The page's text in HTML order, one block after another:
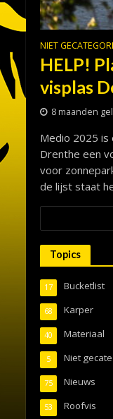
NIET
HELP!
visplas
8 maanden
Medio 2025
Drenthe een
voor
de lijst staat
Topics
Bucketlist
17
Karper
68
Materiaal
40
Niet
5
Nieuws
75
Roofvis
53